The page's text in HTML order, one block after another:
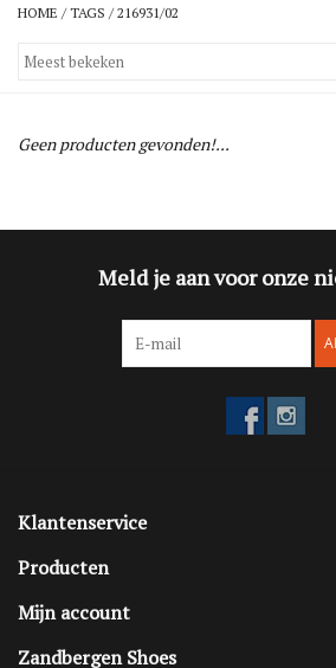
Accessoires
HOME /TAGS /216931/02
Geen producten gevonden!...
Meld je aan voor onze
Klantenservice
Producten
Mijn account
Zandbergen Shoes